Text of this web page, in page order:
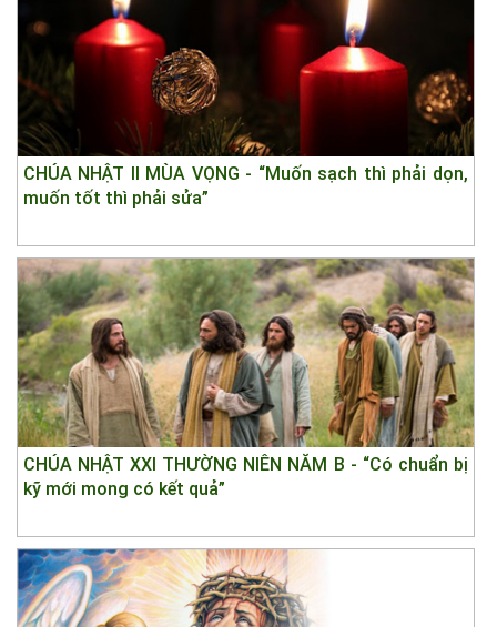
CHÚA NHẬT II MÙA VỌNG - “Muốn sạch thì phải dọn,
muốn tốt thì phải sửa”
CHÚA NHẬT XXI THƯỜNG NIÊN NĂM B - “Có chuẩn bị
kỹ mới mong có kết quả”